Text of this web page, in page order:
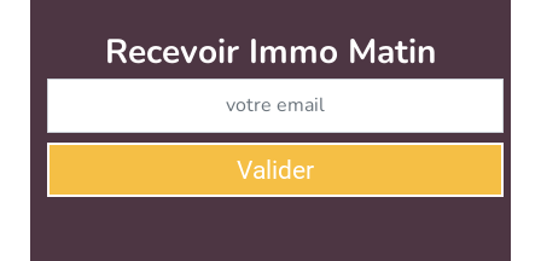
Recevoir Immo Matin
Valider